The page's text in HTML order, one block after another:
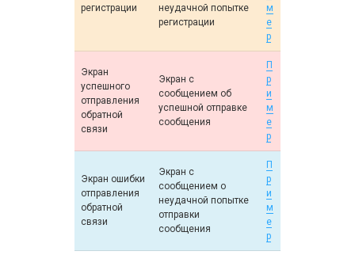
регистрации
неудачной попытке
регистрации
м
е
р
Экран
успешного
отправления
обратной
связи
Экран с
сообщением об
успешной отправке
сообщения
П
р
и
м
е
р
Экран ошибки
отправления
обратной
связи
Экран с
сообщением о
неудачной попытке
отправки
сообщения
П
р
и
м
е
р